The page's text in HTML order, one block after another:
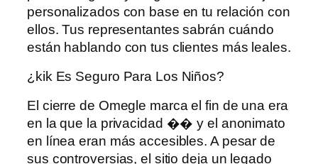
personalizados con base ​​en tu relación con
ellos. Tus representantes sabrán cuándo
están hablando con tus clientes más leales.
¿kik Es Seguro Para Los Niños?
El cierre de Omegle marca el fin de una era
en la que la privacidad �� y el anonimato
en línea eran más accesibles. A pesar de
sus controversias, el sitio deja un legado